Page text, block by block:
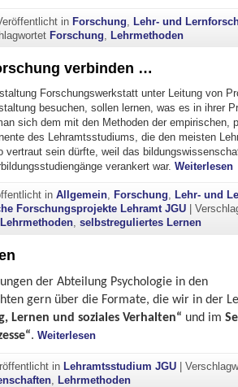
inForschung ,Lehr- und
Forschung ,Lehrmethoden
verbinden …
Forschungswerkstatt unter Leitung von
besuchen, sollen lernen, was es in ihrer
sich dem mit den Methoden der empirischen,
des Lehramtsstudiums, die den meisten
vertraut sein dürfte, weil das
verankert war. Weiterlesen
inAllgemein, Forschung, Lehr- und
Forschungsprojekte Lehramt JGU |
Lehrmethoden,selbstreguliertes Lernen
der Abteilung Psychologie in den
gern über die Formate, die wir in der
Lernen und soziales Verhalten“ und im
. Weiterlesen"Unsere
inLehramtsstudium JGU |
,Lehrmethoden